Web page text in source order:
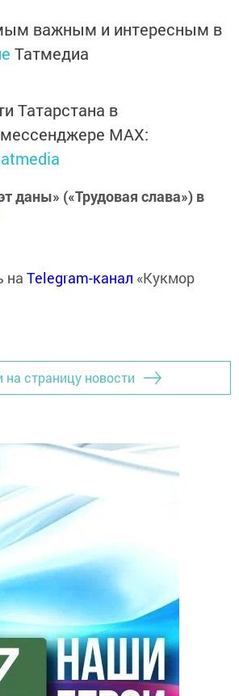
важным и интересным в
Татмедиа
Татарстана в
MАХ:
даны» («Трудовая слава») в
на Telegram-канал «Кукмор
на страницу новости